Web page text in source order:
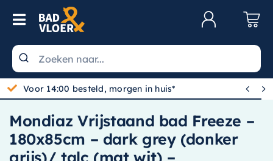
Skip to content
Toggle Navigation
Wastafels
Toiletten
Spiegels
Kranen
Gratis bezorgd vanaf 100,-
 
Mondiaz Vrijstaand bad Freeze –
180x85cm – dark grey (donker
grijs)/ talc (mat wit) –